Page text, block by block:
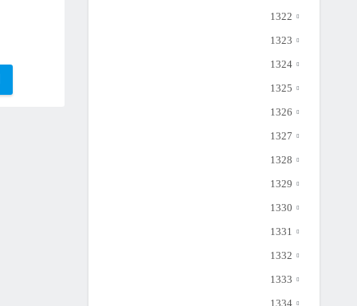
1322
1323
1324
1325
1326
1327
1328
1329
1330
1331
1332
1333
1334